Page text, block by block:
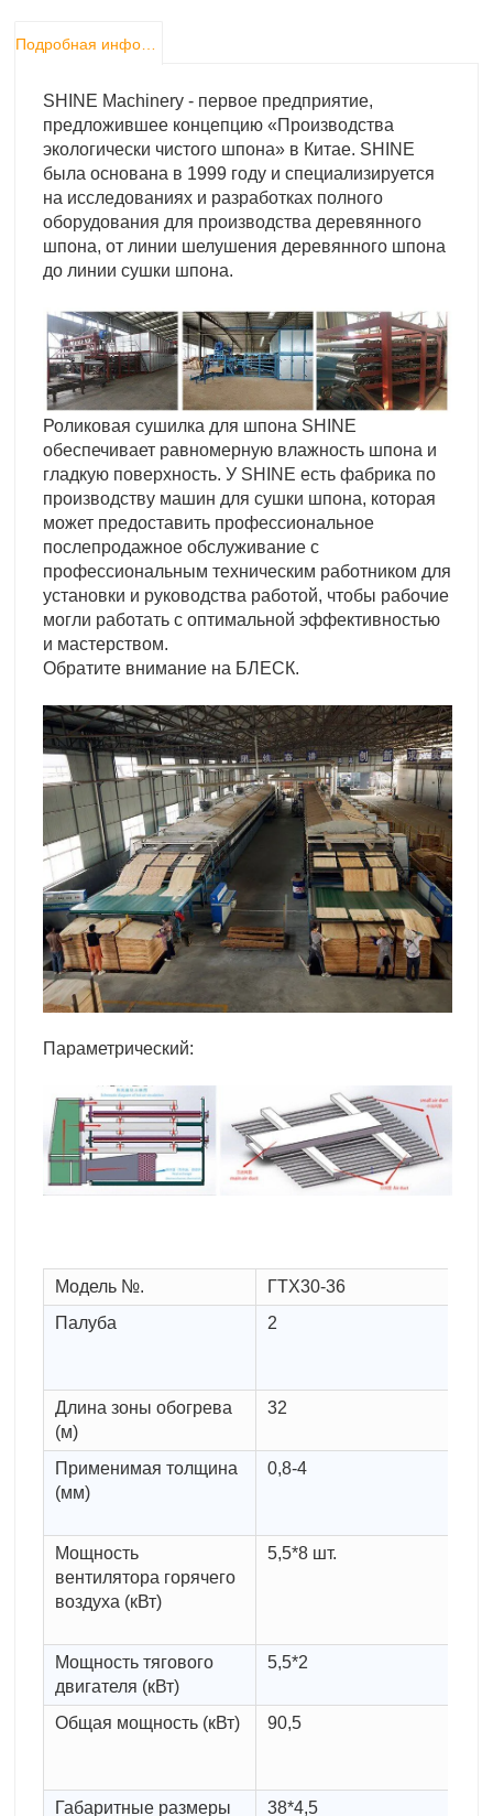
Подробная информация о продукте
SHINE Machinery - первое предприятие,
предложившее концепцию «Производства
экологически чистого шпона» в Китае. SHINE
была основана в 1999 году и специализируется
на исследованиях и разработках полного
оборудования для производства деревянного
шпона, от линии шелушения деревянного шпона
до линии сушки шпона.
Роликовая сушилка для шпона SHINE
обеспечивает равномерную влажность шпона и
гладкую поверхность. У SHINE есть фабрика по
производству машин для сушки шпона, которая
может предоставить профессиональное
послепродажное обслуживание с
профессиональным техническим работником для
установки и руководства работой, чтобы рабочие
могли работать с оптимальной эффективностью
и мастерством.
Обратите внимание на БЛЕСК.
Параметрический:
Модель №. ГТХ30-36
Палуба
2
Длина зоны обогрева
(м)
32
Применимая толщина
(мм)
0,8-4
Мощность
вентилятора горячего
воздуха (кВт)
5,5*8 шт.
Мощность тягового
двигателя (кВт)
5,5*2
Общая мощность (кВт)
90,5
Габаритные размеры
38*4,5